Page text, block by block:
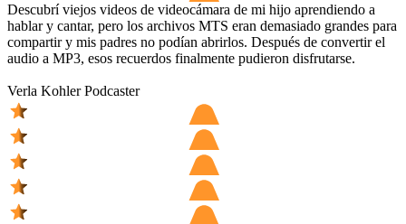
Descubrí viejos videos de videocámara de mi hijo aprendiendo a
hablar y cantar, pero los archivos MTS eran demasiado grandes para
compartir y mis padres no podían abrirlos. Después de convertir el
audio a MP3, esos recuerdos finalmente pudieron disfrutarse.
Verla Kohler Podcaster